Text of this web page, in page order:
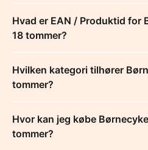
Hvad er EAN / Produktid for
18 tommer?
Hvilken kategori tilhører
tommer?
Hvor kan jeg købe
tommer?